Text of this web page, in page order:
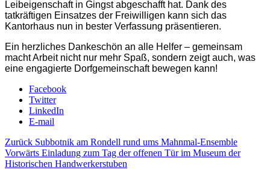
Leibeigenschaft in Gingst abgeschafft hat. Dank des
tatkräftigen Einsatzes der Freiwilligen kann sich das
Kantorhaus nun in bester Verfassung präsentieren.
Ein herzliches Dankeschön an alle Helfer – gemeinsam
macht Arbeit nicht nur mehr Spaß, sondern zeigt auch, was
eine engagierte Dorfgemeinschaft bewegen kann!
Facebook
Twitter
LinkedIn
E-mail
Zurück Subbotnik am Rondell rund ums Mahnmal-Ensemble
Vorwärts Einladung zum Tag der offenen Tür im Museum der
Historischen Handwerkerstuben